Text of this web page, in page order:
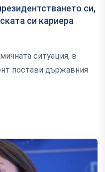
си,
си кариера
ситуация, в
постави държавния